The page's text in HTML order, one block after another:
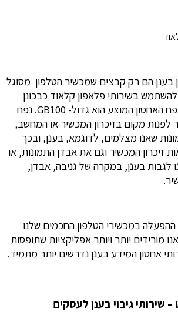
בענן הם רק קבצים שמכשיר הטלפון מסוגל
בשירותי פלאפון קלאוד כבכונן
אחסון נייד, על אף שנפח האחסון המוצע הוא גדול- GB100. נפח
לפנות מקום בזיכרון המכשיר או המחשב,
שאנו מצלמים, לדוגמא, בענן, ובכך
זיכרון המכשיר וגם את אבדן התמונות, או
לגבות בענן, במקרה של גניבה, אבדן,
במכשירי הטלפון החכמים שלנו
מורידים יותר ויותר אפליקציות שתופסות
אחסון המידע בענן נדרשים יותר מתמיד.
שירותי גיבוי בענן לעסקים